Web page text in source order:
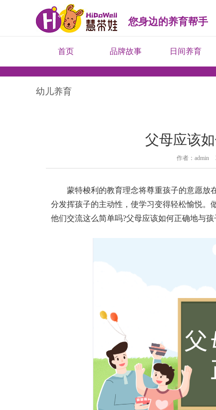
您身边的养育帮手
首页 品牌故事 日间养育
幼儿养育
父母应该
作者：admin
蒙特梭利的教育理念将尊重孩子的意愿放
分发挥孩子的主动性，使学习变得轻松愉悦。
他们交流这么简单吗?父母应该如何正确地与孩